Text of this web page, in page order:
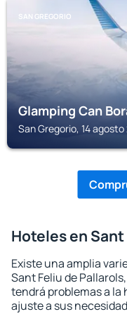
SAN GREGORIO
Glamping Can
San Gregorio, 14
Hoteles en
Existe una amplia
Sant Feliu de
tendrá problemas a la
ajuste a sus